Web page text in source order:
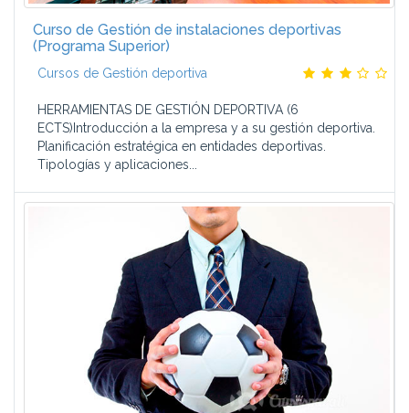
Curso de Gestión de instalaciones deportivas
(Programa Superior)
Cursos de Gestión deportiva
HERRAMIENTAS DE GESTIÓN DEPORTIVA (6
ECTS)Introducción a la empresa y a su gestión deportiva.
Planificación estratégica en entidades deportivas.
Tipologías y aplicaciones...